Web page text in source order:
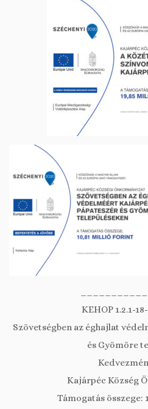
KEHOP 1.2.1-
Szövetségben az éghajlat
és Gyömöre
Kajárpéc Község
Támogatás összege: